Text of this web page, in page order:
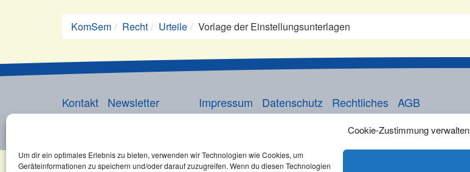
Cookie-Zustimmung verwalten
Um dir ein optimales Erlebnis zu bieten, verwenden wir Technologien wie Cookies, um
Geräteinformationen zu speichern und/oder darauf zuzugreifen. Wenn du diesen Technologien
KomSem Recht Urteile Vorlage der Einstellungsunterlagen
Kontakt Newsletter Impressum Datenschutz Rechtliches AGB